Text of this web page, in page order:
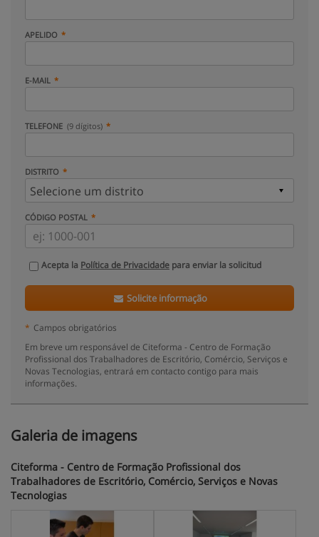
APELIDO
E-MAIL
TELEFONE (9 dígitos)
DISTRITO
CÓDIGO POSTAL
Acepta la Política de Privacidade para enviar la solicitud
Solicite informação
* Campos obrigatórios
Em breve um responsável de Citeforma - Centro de Formação
Profissional dos Trabalhadores de Escritório, Comércio, Serviços e
Novas Tecnologias, entrará em contacto contigo para mais
informações.
Galeria de imagens
Citeforma - Centro de Formação Profissional dos
Trabalhadores de Escritório, Comércio, Serviços e Novas
Tecnologias